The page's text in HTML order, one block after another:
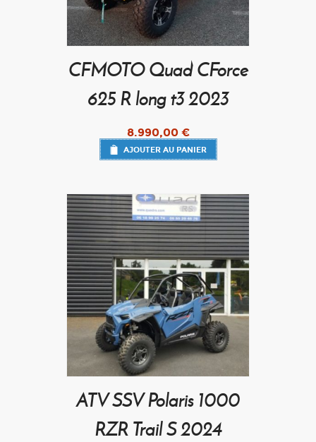
CFMOTO Quad CForce
625 R long t3 2023
8.990,00 €
AJOUTER AU PANIER
ATV SSV Polaris 1000
RZR Trail S 2024